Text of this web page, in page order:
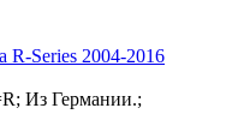
R-Series 2004-2016
Из Германии.;